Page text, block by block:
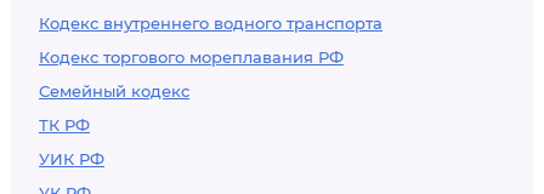
Кодекс внутреннего водного транспорта
Кодекс торгового мореплавания РФ
Семейный кодекс
ТК РФ
УИК РФ